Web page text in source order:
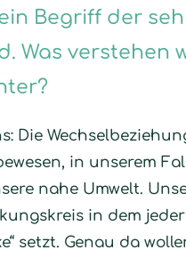
Begriff der
Was verstehen
Die
in unserem
nahe Umwelt.
in dem
setzt. Genau da